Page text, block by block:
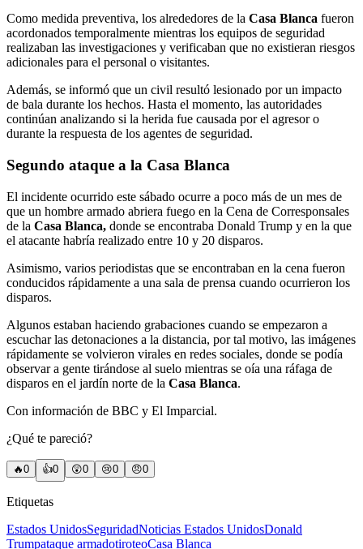
Como medida preventiva, los alrededores de la Casa Blanca fueron
acordonados temporalmente mientras los equipos de seguridad
realizaban las investigaciones y verificaban que no existieran riesgos
adicionales para el personal o visitantes.
Además, se informó que un civil resultó lesionado por un impacto
de bala durante los hechos. Hasta el momento, las autoridades
continúan analizando si la herida fue causada por el agresor o
durante la respuesta de los agentes de seguridad.
Segundo ataque a la Casa Blanca
El incidente ocurrido este sábado ocurre a poco más de un mes de
que un hombre armado abriera fuego en la Cena de Corresponsales
de la Casa Blanca, donde se encontraba Donald Trump y en la que
el atacante habría realizado entre 10 y 20 disparos.
Asimismo, varios periodistas que se encontraban en la cena fueron
conducidos rápidamente a una sala de prensa cuando ocurrieron los
disparos.
Algunos estaban haciendo grabaciones cuando se empezaron a
escuchar las detonaciones a la distancia, por tal motivo, las imágenes
rápidamente se volvieron virales en redes sociales, donde se podía
observar a gente tirándose al suelo mientras se oía una ráfaga de
disparos en el jardín norte de la Casa Blanca.
Con información de BBC y El Imparcial.
¿Qué te pareció?
🔥0 👍0 😲0 😢0 😠0
Etiquetas
Estados UnidosSeguridadNoticias Estados UnidosDonald
Trumpataque armadotiroteoCasa Blanca